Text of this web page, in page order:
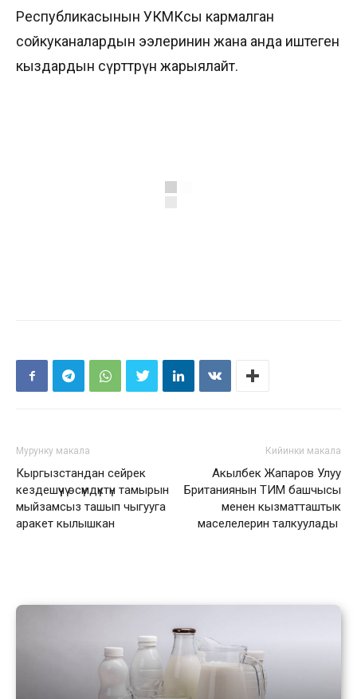
Республикасынын УКМКсы кармалган
сойкуканалардын ээлеринин жана анда иштеген
кыздардын сүрөттөрүн жарыялайт.
Мурунку макала
Кыргызстандан сейрек
кездешүүчү өсүмдүктүн тамырын
мыйзамсыз ташып чыгууга
аракет кылышкан
Кийинки макала
Акылбек Жапаров Улуу
Британиянын ТИМ башчысы
менен кызматташтык
маселелерин талкуулады